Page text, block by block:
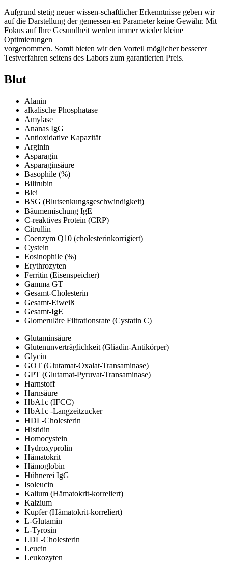
Aufgrund stetig neuer wissen-schaftlicher Erkenntnisse geben wir
auf die Darstellung der gemessen-en Parameter keine Gewähr. Mit
Fokus auf Ihre Gesundheit werden immer wieder kleine
Optimierungen
vorgenommen. Somit bieten wir den Vorteil möglicher besserer
Testverfahren seitens des Labors zum garantierten Preis.
Blut
Alanin
alkalische Phosphatase
Amylase
Ananas IgG
Antioxidative Kapazität
Arginin
Asparagin
Asparaginsäure
Basophile (%)
Bilirubin
Blei
BSG (Blutsenkungsgeschwindigkeit)
Bäumemischung IgE
C-reaktives Protein (CRP)
Citrullin
Coenzym Q10 (cholesterinkorrigiert)
Cystein
Eosinophile (%)
Erythrozyten
Ferritin (Eisenspeicher)
Gamma GT
Gesamt-Cholesterin
Gesamt-Eiweiß
Gesamt-IgE
Glomeruläre Filtrationsrate (Cystatin C)
Glutaminsäure
Glutenunverträglichkeit (Gliadin-Antikörper)
Glycin
GOT (Glutamat-Oxalat-Transaminase)
GPT (Glutamat-Pyruvat-Transaminase)
Harnstoff
Harnsäure
HbA1c (IFCC)
HbA1c -Langzeitzucker
HDL-Cholesterin
Histidin
Homocystein
Hydroxyprolin
Hämatokrit
Hämoglobin
Hühnerei IgG
Isoleucin
Kalium (Hämatokrit-korreliert)
Kalzium
Kupfer (Hämatokrit-korreliert)
L-Glutamin
L-Tyrosin
LDL-Cholesterin
Leucin
Leukozyten